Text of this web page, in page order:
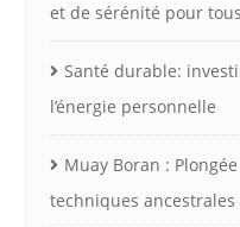
et de sérénité pour tous
Santé durable:
l’énergie personnelle
Muay Boran :
techniques